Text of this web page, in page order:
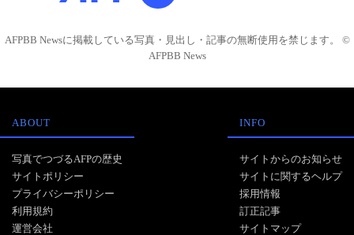
AFPBB Newsに掲載している写真・見出し・記事の無断使用を禁じます。 ©
AFPBB News
ABOUT
写真でつづるAFPの歴史
サイトポリシー
プライバシーポリシー
利用規約
運営会社
INFO
サイトからのお知らせ
サイトに関するヘルプ
採用情報
訂正記事
サイトマップ